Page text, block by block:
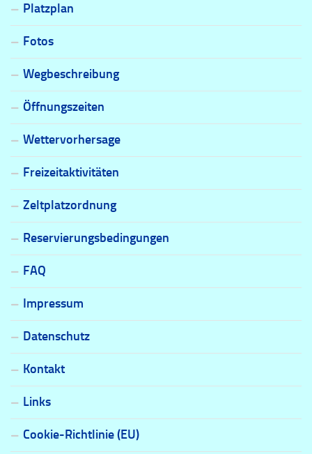
Platzplan
Fotos
Wegbeschreibung
Öffnungszeiten
Wettervorhersage
Freizeitaktivitäten
Zeltplatzordnung
Reservierungsbedingungen
FAQ
Impressum
Datenschutz
Kontakt
Links
Cookie-Richtlinie (EU)